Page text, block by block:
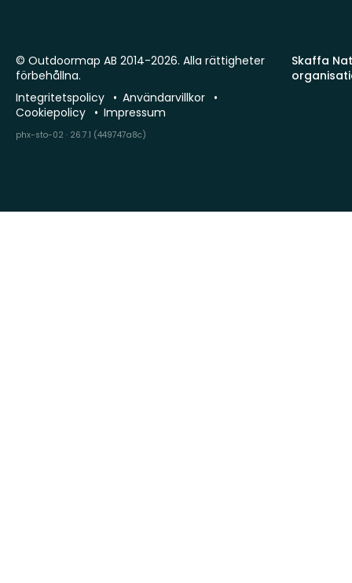
Skaffa
© Outdoormap AB 2014-2026. Alla rättigheter
förbehållna.
Integritetspolicy
Användarvillkor
Cookiepolicy
Impressum
phx-sto-02 · 26.7.1 (449747a8c)